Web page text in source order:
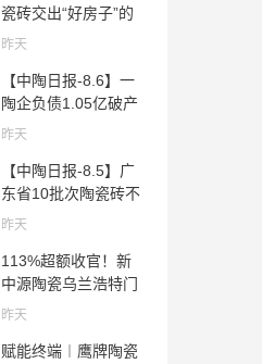
瓷砖交出“好房子”的
标准答卷
昨天
【中陶日报-8.6】一
陶企负债1.05亿破产
清算；东鹏拟延长基
开展建陶行业能效领
跑者企业推荐工作
昨天
【中陶日报-8.5】广
东省10批次陶瓷砖不
合格；科达购买特福
过；蒙娜丽莎5千万
回购股份；建霖家居
海外产能突破18亿元
昨天
113%超额收官！新
中源陶瓷乌兰浩特门
店周年活动圆满落幕
昨天
赋能终端︱鹰牌陶瓷